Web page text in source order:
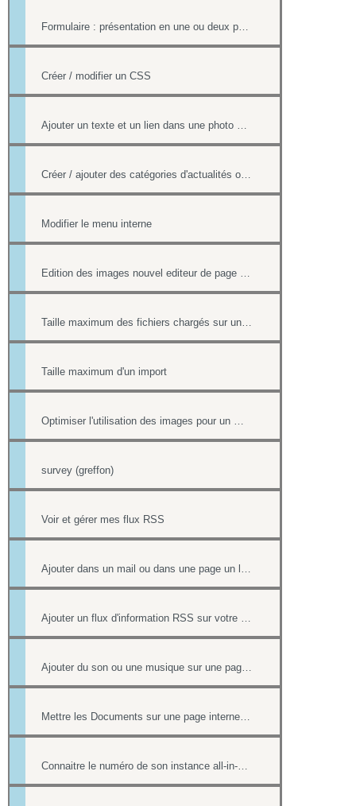
Formulaire : présentation en une ou deux pages
Créer / modifier un CSS
Ajouter un texte et un lien dans une photo d'un album
Créer / ajouter des catégories d'actualités ou d'évènements (flux rss)
Modifier le menu interne
Edition des images nouvel editeur de page html
Taille maximum des fichiers chargés sur un site
Taille maximum d'un import
Optimiser l'utilisation des images pour un meilleur référencement
survey (greffon)
Voir et gérer mes flux RSS
Ajouter dans un mail ou dans une page un lien vers un document stocké dans l'onglet Document
Ajouter un flux d'information RSS sur votre site internet
Ajouter du son ou une musique sur une page de votre site
Mettre les Documents sur une page internet ou intranet
Connaitre le numéro de son instance all-in-web ou le numéro d'une page